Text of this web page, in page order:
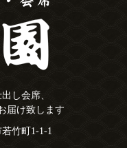
し会席、
届け致します
竹町1-1-1